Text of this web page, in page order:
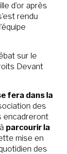
d’or après
rendu
sur le
Devant
fera dans la
des
encadreront
parcourir la
mise en
des